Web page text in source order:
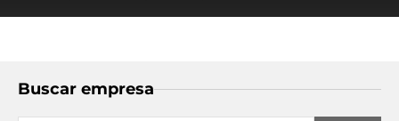
Buscar empresa